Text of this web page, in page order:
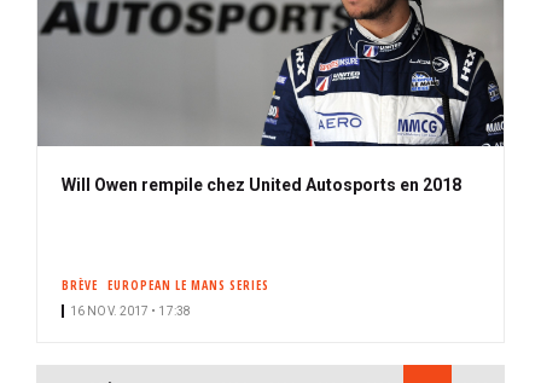
Will Owen rempile chez United Autosports en 2018
BRÈVE EUROPEAN LE MANS SERIES
16 NOV. 2017 • 17:38